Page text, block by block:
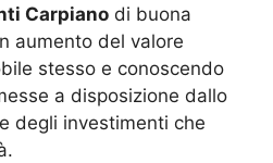
Carpiano di buona
aumento del valore
stesso e conoscendo
a disposizione dallo
degli investimenti che